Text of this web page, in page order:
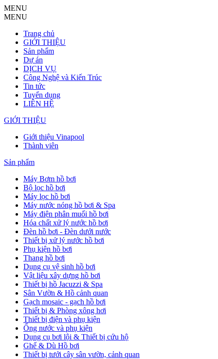
MENU
MENU
Trang chủ
GIỚI THIỆU
Sản phẩm
Dự án
DỊCH VỤ
Công Nghệ và Kiến Trúc
Tin tức
Tuyển dụng
LIÊN HỆ
GIỚI THIỆU
Giới thiệu Vinapool
Thành viên
Sản phẩm
Máy Bơm hồ bơi
Bộ lọc hồ bơi
Máy lọc hồ bơi
Máy nước nóng hồ bơi & Spa
Máy điện phân muối hồ bơi
Hóa chất xử lý nước hồ bơi
Đèn hồ bơi - Đèn dưới nước
Thiết bị xử lý nước hồ bơi
Phụ kiện hồ bơi
Thang hồ bơi
Dụng cụ vệ sinh hồ bơi
Vật liệu xây dựng hồ bơi
Thiết bị hồ Jacuzzi & Spa
Sân Vườn & Hồ cảnh quan
Gạch mosaic - gạch hồ bơi
Thiết bị & Phòng xông hơi
Thiết bị điện và phụ kiện
Ống nước và phụ kiện
Dụng cụ bơi lội & Thiết bị cứu hộ
Ghế & Dù Hồ bơi
Thiết bị tưới cây sân vườn, cảnh quan